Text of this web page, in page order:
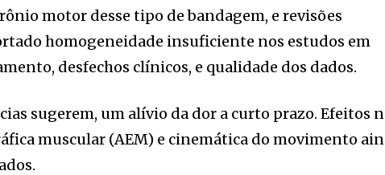
motor desse tipo de bandagem, e revisões
homogeneidade insuficiente nos estudos em
desfechos clínicos, e qualidade dos dados.
sugerem, um alívio da dor a curto prazo. Efeitos
muscular (AEM) e cinemática do movimento